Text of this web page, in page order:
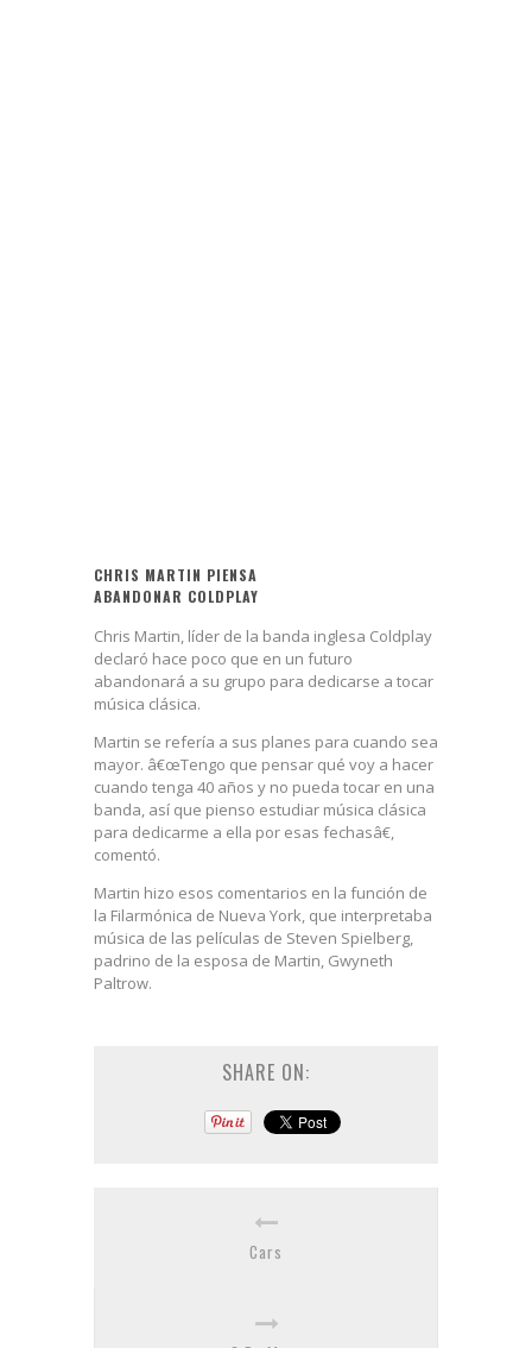
CHRIS MARTIN PIENSA
ABANDONAR COLDPLAY
Chris Martin, líder de la banda inglesa Coldplay
declaró hace poco que en un futuro
abandonará a su grupo para dedicarse a tocar
música clásica.
Martin se refería a sus planes para cuando sea
mayor. â€œTengo que pensar qué voy a hacer
cuando tenga 40 años y no pueda tocar en una
banda, así que pienso estudiar música clásica
para dedicarme a ella por esas fechasâ€,
comentó.
Martin hizo esos comentarios en la función de
la Filarmónica de Nueva York, que interpretaba
música de las películas de Steven Spielberg,
padrino de la esposa de Martin, Gwyneth
Paltrow.
SHARE ON:
Cars